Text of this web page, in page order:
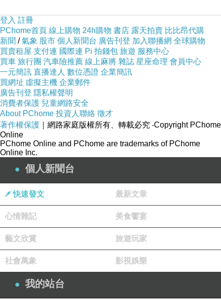
登入 註冊
PChome首頁 線上購物 24h購物 書店 露天拍賣 比比昂代購
新聞 /氣象 股市 個人新聞台 廣告刊登 加入聯播網 全球購物
買賣租屋 支付連 國際連 Pi 拍錢包 旅遊 服務中心
買車 旅行團 汽車險推薦 線上麻將 雜誌 星座命理 會員中心
一元簡訊 直播達人 數位憑證 企業簡訊
買網址 虛擬主機 企業郵件
廣告刊登 隱私權聲明
消費者保護 兒童網路安全
About PChome 投資人聯絡 徵才
著作權保護 ｜網路家庭版權所有、轉載必究 ‧Copyright PChome
Online
PChome Online and PChome are trademarks of PChome
Online Inc.
個人新聞台
快速發文 最新文章
心情雜記 美食饗宴
藝文欣賞 旅遊玩家
社會萬象 影視娛樂
我的站台